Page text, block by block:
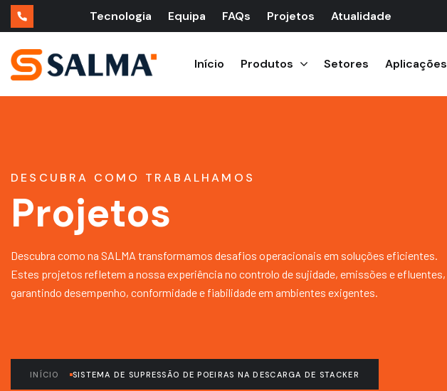
Tecnologia Equipa FAQs Projetos Atualidade
Início Produtos Setores Aplicações
DESCUBRA COMO TRABALHAMOS
Projetos
Descubra como na SALMA transformamos desafios operacionais em soluções eficientes.
Estes projetos refletem a nossa experiência no controlo de sujidade, emissões e efluentes,
garantindo desempenho, conformidade e fiabilidade em ambientes exigentes.
INÍCIO SISTEMA DE SUPRESSÃO DE POEIRAS NA DESCARGA DE STACKER